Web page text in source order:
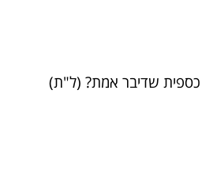
שדיבר אמת? (ל"ת)